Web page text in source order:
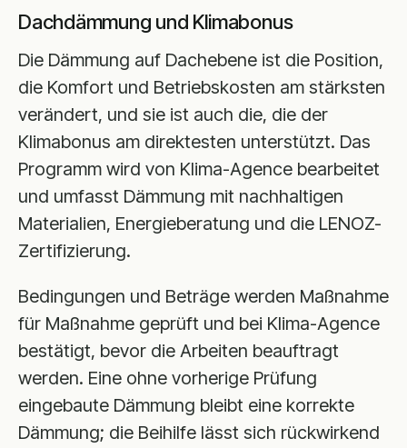
Dachdämmung und Klimabonus
Die Dämmung auf Dachebene ist die Position,
die Komfort und Betriebskosten am stärksten
verändert, und sie ist auch die, die der
Klimabonus am direktesten unterstützt. Das
Programm wird von Klima-Agence bearbeitet
und umfasst Dämmung mit nachhaltigen
Materialien, Energieberatung und die LENOZ-
Zertifizierung.
Bedingungen und Beträge werden Maßnahme
für Maßnahme geprüft und bei Klima-Agence
bestätigt, bevor die Arbeiten beauftragt
werden. Eine ohne vorherige Prüfung
eingebaute Dämmung bleibt eine korrekte
Dämmung; die Beihilfe lässt sich rückwirkend